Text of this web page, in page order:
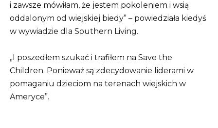
i zawsze mówiłam, że jestem pokoleniem i wsią
oddalonym od wiejskiej biedy” – powiedziała kiedyś
w wywiadzie dla Southern Living.
„I poszedłem szukać i trafiłem na Save the
Children. Ponieważ są zdecydowanie liderami w
pomaganiu dzieciom na terenach wiejskich w
Ameryce”.